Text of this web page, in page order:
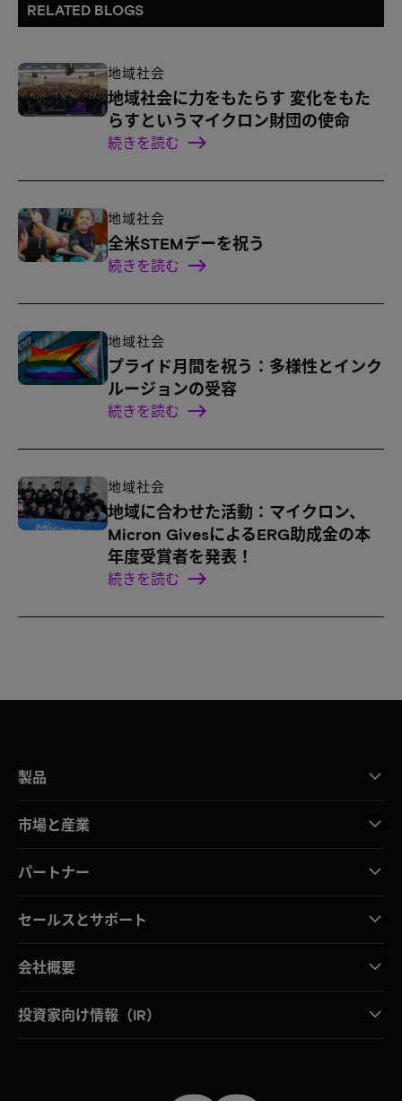
RELATED BLOGS
地域社会
地域社会に力をもたらす 変化をもた
らすというマイクロン財団の使命
続きを読む
地域社会
全米STEMデーを祝う
続きを読む
地域社会
プライド月間を祝う：多様性とインク
ルージョンの受容
続きを読む
地域社会
地域に合わせた活動：マイクロン、
Micron GivesによるERG助成金の本
年度受賞者を発表！
続きを読む
製品
市場と産業
パートナー
セールスとサポート
会社概要
投資家向け情報（IR）